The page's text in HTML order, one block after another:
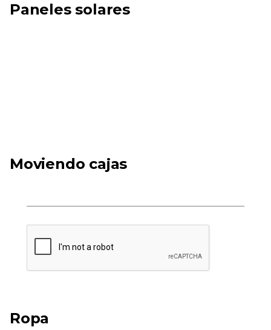
Paneles solares
Moviendo cajas
Ropa